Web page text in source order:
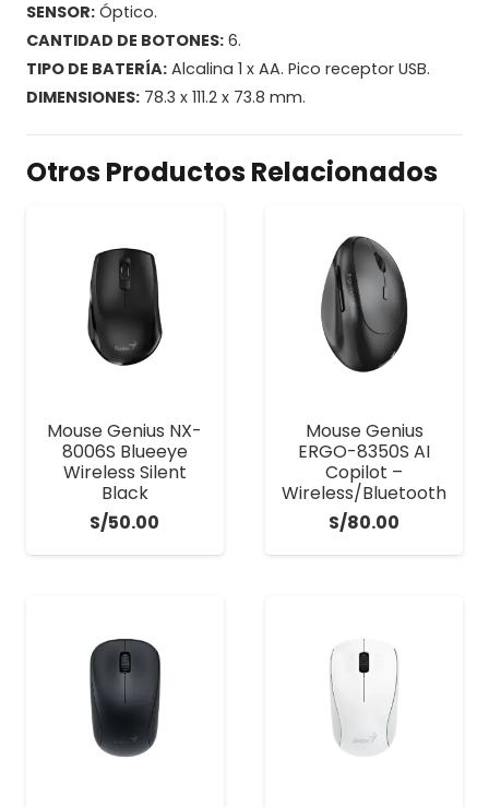
SENSOR: Óptico.
CANTIDAD DE BOTONES: 6.
TIPO DE BATERÍA: Alcalina 1 x AA. Pico receptor USB.
DIMENSIONES: 78.3 x 111.2 x 73.8 mm.
Otros Productos Relacionados
Mouse Genius NX-
8006S Blueeye
Wireless Silent
Black
S/50.00
Mouse Genius
ERGO-8350S AI
Copilot –
Wireless/Bluetooth
S/80.00